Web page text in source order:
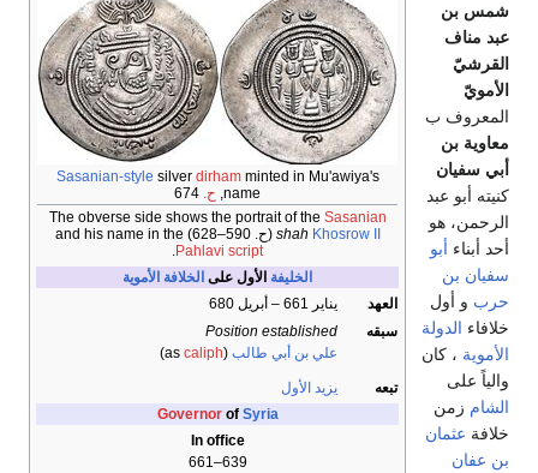
Sasanian-style silver dirhamminted in Mu'awiya's
name, ح.
The obverse side shows the portrait of the Sasanian
shah Khosrow II
(ح . 590–628
) and his name in the
Pahlavi script
الخليفة الأول على الخلافة الأموية
العهد
يناير 661 – أبريل 680
سبقه
Position established
علي بن أبي طالب (as
caliph
)
تبعه
يزيد الأول
Governorof Syria
In office
639–661
شمس بن
عبد مناف
القرشيّ
الأمويّ
المعروف ب
معاوية بن
أبي سفيان
كنيته أبو عبد
الرحمن، هو
أحد أبناء أبو
سفيان بن
حرب و أول
خلافاء الدولة
الأموية ، كان
والياً على
الشام زمن
خلافة عثمان
بن عفان